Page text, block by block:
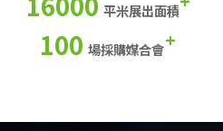
平米展出面積
100 場採購媒合會+